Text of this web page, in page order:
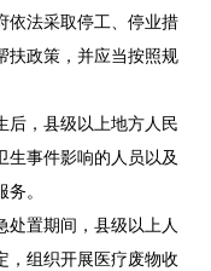
依法采取停工、停业措
扶政策，并应当按照规
，县级以上地方人民
生事件影响的人员以及
。
置期间，县级以上人
，组织开展医疗废物收